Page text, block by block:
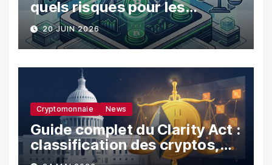
quels risques pour les
utilisateurs ?
20 JUIN 2026
Cryptomonnaie News
Guide complet du Clarity Act :
classification des cryptos,
SEC vs CFTC, et impacts sur